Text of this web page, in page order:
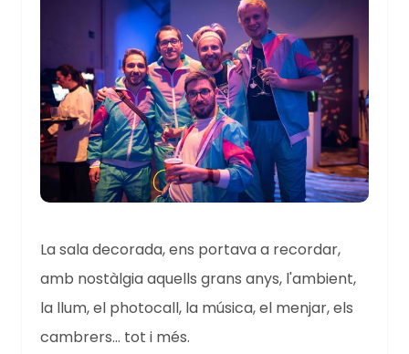
La sala decorada, ens portava a recordar,
amb nostàlgia aquells grans anys, l'ambient,
la llum, el photocall, la música, el menjar, els
cambrers... tot i més.